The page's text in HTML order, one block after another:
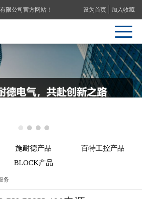
限公司官方网站！ 设为首页 加入收藏
施耐德产品
百特工控产品
BLOCK产品
务